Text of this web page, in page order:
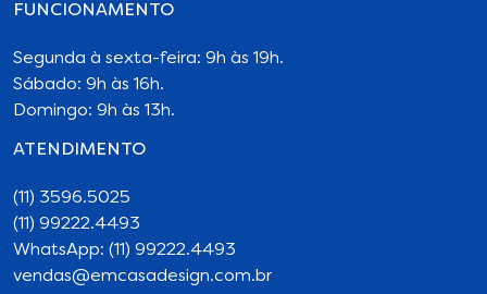
FUNCIONAMENTO
Segunda à sexta-feira: 9h às 19h.
Sábado: 9h às 16h.
Domingo: 9h às 13h.
ATENDIMENTO
(11) 3596.5025
(11) 99222.4493
WhatsApp: (11) 99222.4493
vendas@emcasadesign.com.br